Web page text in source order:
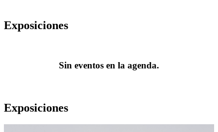
Exposiciones
Sin eventos en la agenda.
Exposiciones